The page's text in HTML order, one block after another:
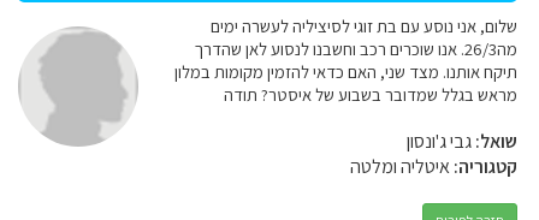
שלום, אני נוסע עם בת זוגי לסיציליה לעשרה ימים
מה26/3. אנו שוכרים רכב וחשבנו לנסוע לאן שהדרך
תיקח אותנו. מצד שני, האם כדאי להזמין מקומות במלון
מראש בגלל שמדובר בשבוע של איסטר? תודה
שואל:גבי ג'ונסון
קטגוריה:איטליה ומלטה